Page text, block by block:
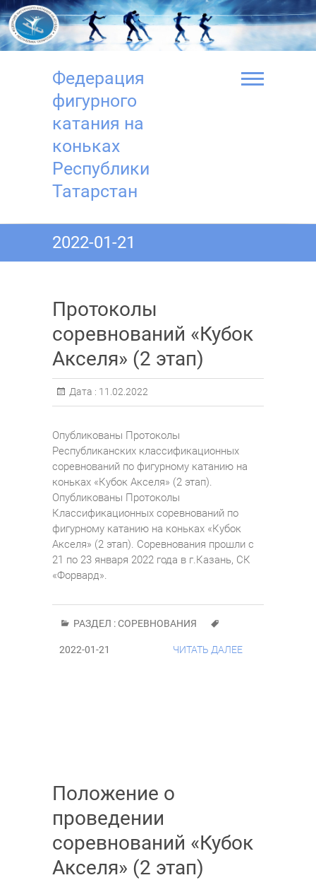
Перейти
к
содержимому
Федерация
фигурного
катания на
коньках
Республики
Татарстан
2022-01-21
Протоколы
соревнований «Кубок
Акселя» (2 этап)
Дата : 11.02.2022
Опубликованы Протоколы
Республиканских классификационных
соревнований по фигурному катанию на
коньках «Кубок Акселя» (2 этап).
Опубликованы Протоколы
Классификационных соревнований по
фигурному катанию на коньках «Кубок
Акселя» (2 этап). Соревнования прошли с
21 по 23 января 2022 года в г.Казань, СК
«Форвард».
РАЗДЕЛ :СОРЕВНОВАНИЯ
2022-01-21 ЧИТАТЬ ДАЛЕЕ
Положение о
проведении
соревнований «Кубок
Акселя» (2 этап)